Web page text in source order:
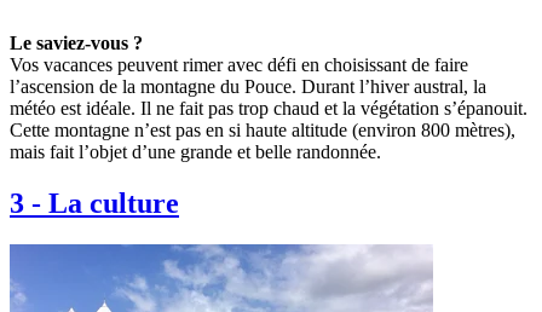
Le saviez-vous ?
Vos vacances peuvent rimer avec défi en choisissant de faire
l’ascension de la montagne du Pouce. Durant l’hiver austral, la
météo est idéale. Il ne fait pas trop chaud et la végétation s’épanouit.
Cette montagne n’est pas en si haute altitude (environ 800 mètres),
mais fait l’objet d’une grande et belle randonnée.
3 - La culture